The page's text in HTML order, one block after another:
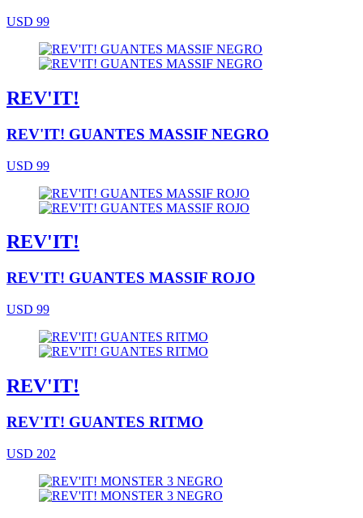
USD 99
REV'IT!
REV'IT! GUANTES MASSIF NEGRO
USD 99
REV'IT!
REV'IT! GUANTES MASSIF ROJO
USD 99
REV'IT!
REV'IT! GUANTES RITMO
USD 202